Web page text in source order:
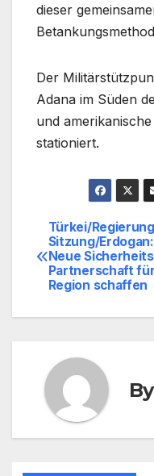
dieser
Der
Adana im Süden
und
stationiert.
Türkei/
Sitzung/Erdogan:
Neue
Partnerschaft
Region schaffen
By